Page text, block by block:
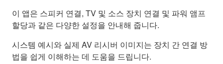
이 앱은 스피커 연결, TV 및 소스 장치 연결 및 파워 앰프
할당과 같은 다양한 설정을 안내해 줍니다.
시스템 예시와 실제 AV 리시버 이미지는 장치 간 연결 방
법을 쉽게 이해하는 데 도움을 드립니다.